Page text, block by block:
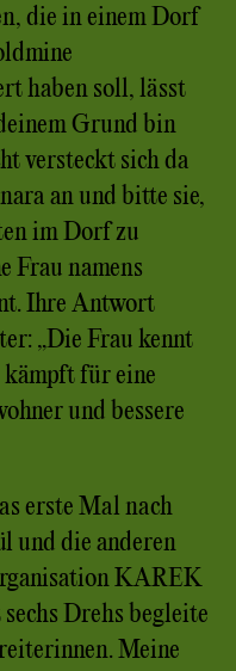
die in einem Dorf
haben soll, lässt
Grund bin
versteckt sich da
an und bitte sie,
im Dorf zu
Frau namens
Ihre Antwort
„Die Frau kennt
kämpft für eine
und bessere
erste Mal nach
und die anderen
KAREK
Drehs begleite
Meine